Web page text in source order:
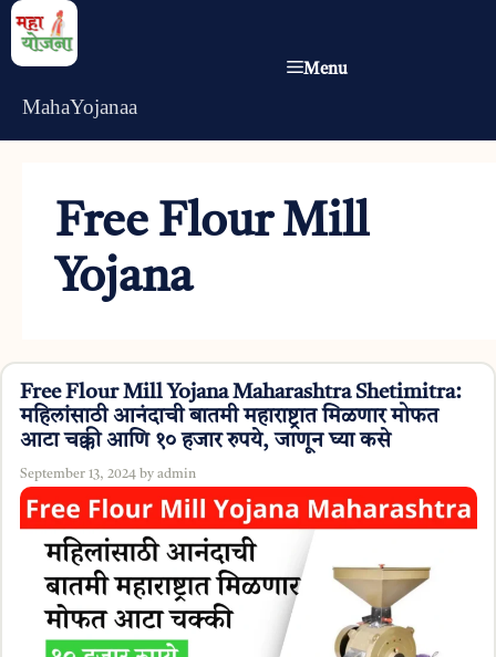
Skip
MahaYojanaa
Menu
Free Flour Mill
Yojana
Free Flour Mill Yojana Maharashtra Shetimitra:
महिलांसाठी आनंदाची बातमी महाराष्ट्रात मिळणार मोफत
आटा चक्की आणि १० हजार रुपये, जाणून घ्या कसे
September 13, 2024 by admin